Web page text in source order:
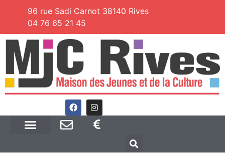
96 rue Sadi Carnot 38140 Rives
04 76 65 21 45